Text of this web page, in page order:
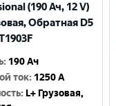
(190 Ач, 12 V)
Обратная D5
: 190 Ач
ток: 1250 A
: L+ Грузовая,